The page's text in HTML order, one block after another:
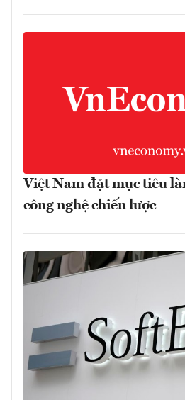
Việt Nam đặt mục tiêu
công nghệ chiến lược